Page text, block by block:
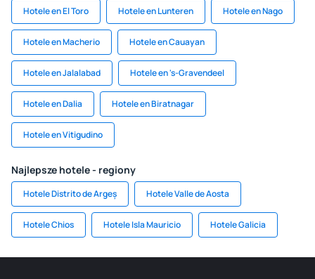
Hotele en El Toro Hotele en Lunteren Hotele en Nago
Hotele en Macherio Hotele en Cauayan
Hotele en Jalalabad Hotele en 's-Gravendeel
Hotele en Dalia Hotele en Biratnagar
Hotele en Vitigudino
Najlepsze hotele - regiony
Hotele Distrito de Argeș Hotele Valle de Aosta
Hotele Chios Hotele Isla Mauricio Hotele Galicia